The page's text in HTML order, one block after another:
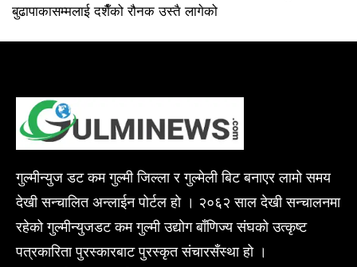
बुढापाकासम्मलाई दशैँको रौनक उस्तै लागेको
गुल्मीन्युज डट कम गुल्मी जिल्ला र गुल्मेली बिट बनाएर लामो समय
देखी सन्चालित अन्लाईन पोर्टल हो । २०६२ साल देखी सन्चालनमा
रहेको गुल्मीन्युजडट कम गुल्मी उद्योग बाँणिज्य संघको उत्कृष्ट
पत्रकारिता पुरस्कारबाट पुरस्कृत संचारसँस्था हो ।